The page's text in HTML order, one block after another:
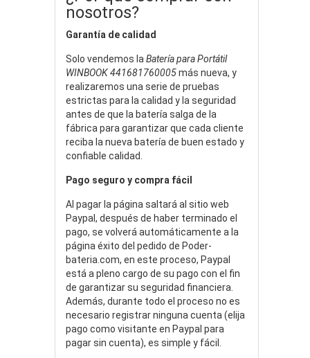
nosotros?
Garantía de calidad
Solo vendemos la Batería para Portátil
WINBOOK 441681760005más nueva, y
realizaremos una serie de pruebas
estrictas para la calidad y la seguridad
antes de que la batería salga de la
fábrica para garantizar que cada cliente
reciba la nueva batería de buen estado y
confiable calidad.
Pago seguro y compra fácil
Al pagar la página saltará al sitio web
Paypal, después de haber terminado el
pago, se volverá automáticamente a la
página éxito del pedido de Poder-
bateria.com, en este proceso, Paypal
está a pleno cargo de su pago con el fin
de garantizar su seguridad financiera.
Además, durante todo el proceso no es
necesario registrar ninguna cuenta (elija
pago como visitante en Paypal para
pagar sin cuenta), es simple y fácil.